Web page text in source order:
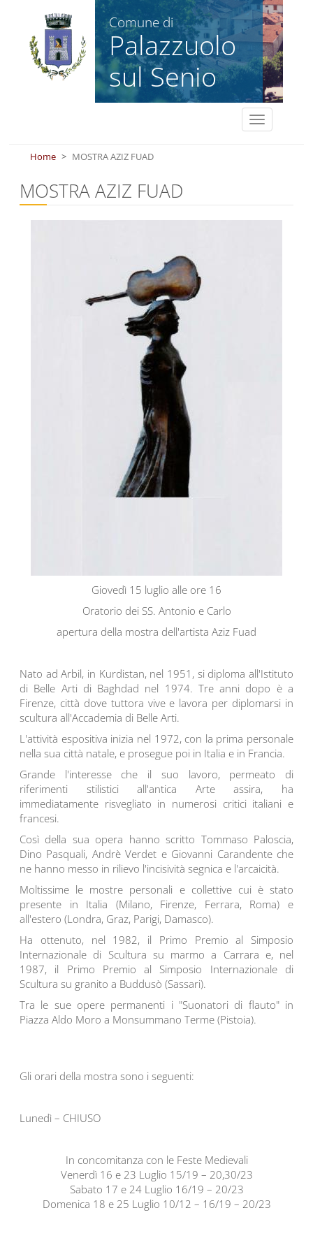
Salta al contenuto principale
Comune di
Palazzuolo
sul Senio
Toggle
navigation
Home
MOSTRA AZIZ FUAD
MOSTRA AZIZ FUAD
Giovedì 15 luglio alle ore 16
Oratorio dei SS. Antonio e Carlo
apertura della mostra dell'artista Aziz Fuad
Nato ad Arbil, in Kurdistan, nel 1951, si diploma all'Istituto
di Belle Arti di Baghdad nel 1974. Tre anni dopo è a
Firenze, città dove tuttora vive e lavora per diplomarsi in
scultura all'Accademia di Belle Arti.
L'attività espositiva inizia nel 1972, con la prima personale
nella sua città natale, e prosegue poi in Italia e in Francia.
Grande l'interesse che il suo lavoro, permeato di
riferimenti stilistici all'antica Arte assira, ha
immediatamente risvegliato in numerosi critici italiani e
francesi.
Così della sua opera hanno scritto Tommaso Paloscia,
Dino Pasquali, Andrè Verdet e Giovanni Carandente che
ne hanno messo in rilievo l'incisività segnica e l'arcaicità.
Moltissime le mostre personali e collettive cui è stato
presente in Italia (Milano, Firenze, Ferrara, Roma) e
all'estero (Londra, Graz, Parigi, Damasco).
Ha ottenuto, nel 1982, il Primo Premio al Simposio
Internazionale di Scultura su marmo a Carrara e, nel
1987, il Primo Premio al Simposio Internazionale di
Scultura su granito a Buddusò (Sassari).
Tra le sue opere permanenti i "Suonatori di flauto" in
Piazza Aldo Moro a Monsummano Terme (Pistoia).
Gli orari della mostra sono i seguenti:
Lunedì – CHIUSO
In concomitanza con le Feste Medievali
Venerdì 16 e 23 Luglio 15/19 – 20,30/23
Sabato 17 e 24 Luglio 16/19 – 20/23
Domenica 18 e 25 Luglio 10/12 – 16/19 – 20/23